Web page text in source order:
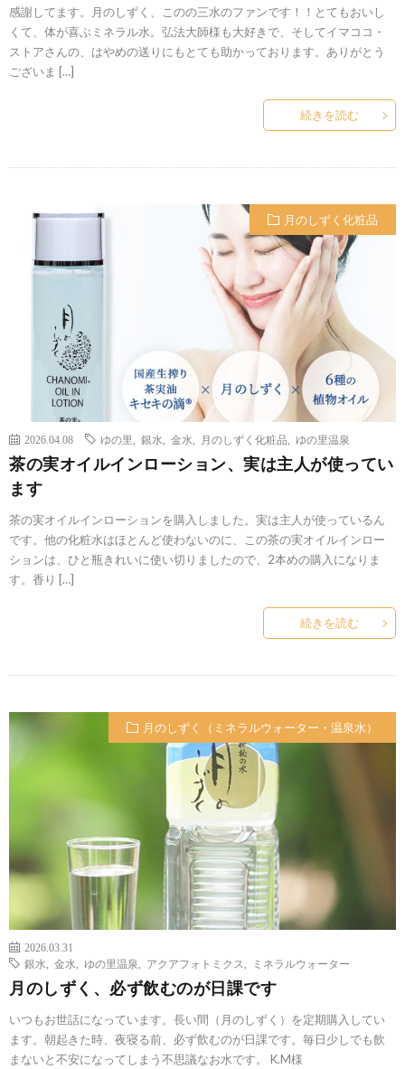
感謝してます。月のしずく、このの三水のファンです！！とてもおいし
くて、体が喜ぶミネラル水。弘法大師様も大好きで、そしてイマココ・
ストアさんの、はやめの送りにもとても助かっております。ありがとう
ございま […]
続きを読む
月のしずく化粧品
2026.04.08 ゆの里 銀水 金水 月のしずく化粧品 ゆの里温泉
茶の実オイルインローション、実は主人が使ってい
ます
茶の実オイルインローションを購入しました。実は主人が使っているん
です。他の化粧水はほとんど使わないのに、この茶の実オイルインロー
ションは、ひと瓶きれいに使い切りましたので、2本めの購入になりま
す。香り […]
続きを読む
月のしずく（ミネラルウォーター・温泉水）
2026.03.31
銀水
金水 ゆの里温泉 アクアフォトミクス ミネラルウォーター
月のしずく、必ず飲むのが日課です
いつもお世話になっています。長い間（月のしずく）を定期購入してい
ます。朝起きた時、夜寝る前、必ず飲むのが日課です。毎日少しでも飲
まないと不安になってしまう不思議なお水です。 K.M様